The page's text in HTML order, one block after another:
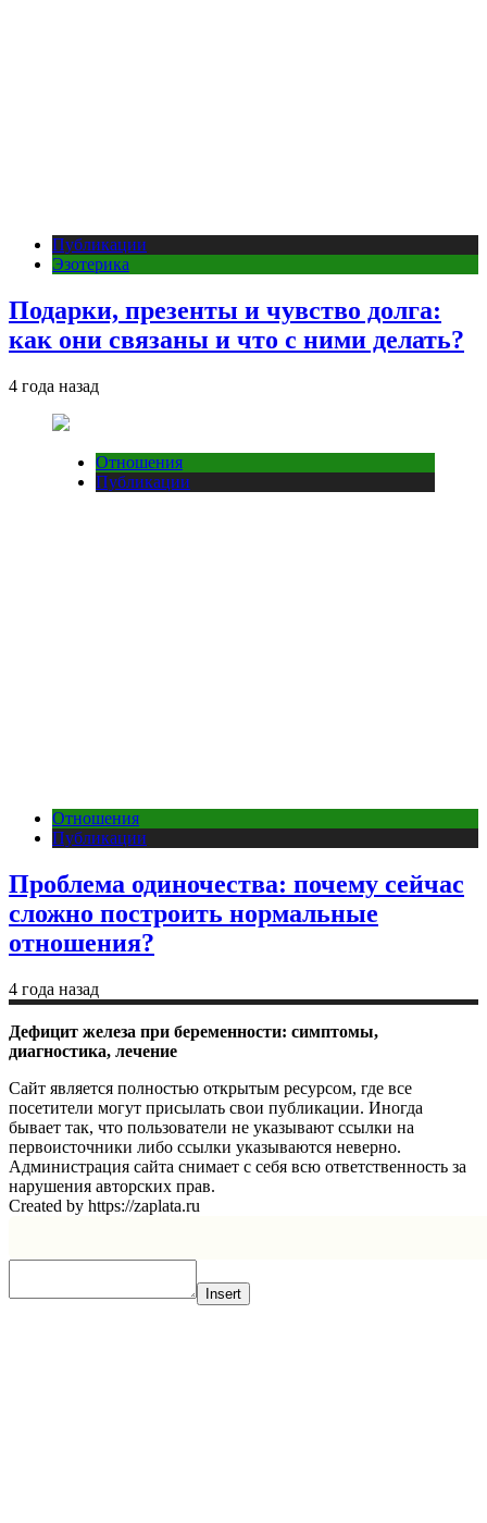
Публикации
Эзотерика
Подарки, презенты и чувство долга:
как они связаны и что с ними делать?
4 года назад
Отношения
Публикации
Отношения
Публикации
Проблема одиночества: почему сейчас
сложно построить нормальные
отношения?
4 года назад
Дефицит железа при беременности: симптомы,
диагностика, лечение
Сайт является полностью открытым ресурсом, где все
посетители могут присылать свои публикации. Иногда
бывает так, что пользователи не указывают ссылки на
первоисточники либо ссылки указываются неверно.
Администрация сайта снимает с себя всю ответственность за
нарушения авторских прав.
Created by https://zaplata.ru
Insert